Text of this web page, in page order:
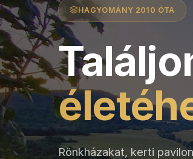
HAGYOMÁNY 2010 ÓTA
Rönkházakat, kerti